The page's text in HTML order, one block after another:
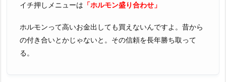
イチ押しメニューは 「ホルモン盛り合わせ」
ホルモンって高いお金出しても買えないんですよ。昔から
の付き合いとかじゃないと。その信頼を長年勝ち取って
る。